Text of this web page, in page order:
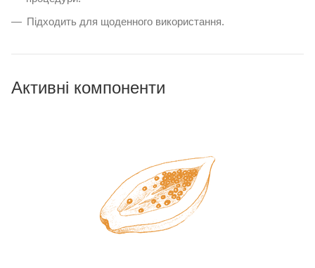
Підходить для щоденного використання.
Активні компоненти